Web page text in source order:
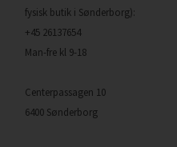
fysisk butik i Sønderborg):
+45 26137654
Man-fre kl 9-18
Centerpassagen 10
6400 Sønderborg